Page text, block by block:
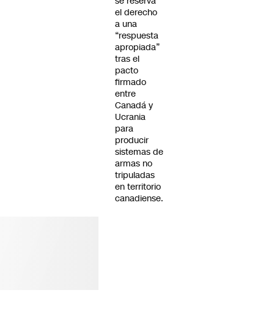
el derecho
a una
“respuesta
apropiada”
tras el
pacto
firmado
entre
Canadá y
Ucrania
para
producir
sistemas de
armas no
tripuladas
en territorio
canadiense.